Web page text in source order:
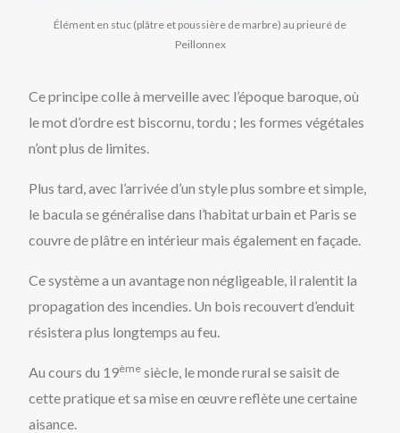
Élément en stuc (plâtre et poussière de marbre) au prieuré de
Peillonnex
Ce principe colle à merveille avec l’époque baroque, où
le mot d’ordre est biscornu, tordu ; les formes végétales
n’ont plus de limites.
Plus tard, avec l’arrivée d’un style plus sombre et simple,
le bacula se généralise dans l’habitat urbain et Paris se
couvre de plâtre en intérieur mais également en façade.
Ce système a un avantage non négligeable, il ralentit la
propagation des incendies. Un bois recouvert d’enduit
résistera plus longtemps au feu.
Au cours du 19ème siècle, le monde rural se saisit de
cette pratique et sa mise en œuvre reflète une certaine
aisance.